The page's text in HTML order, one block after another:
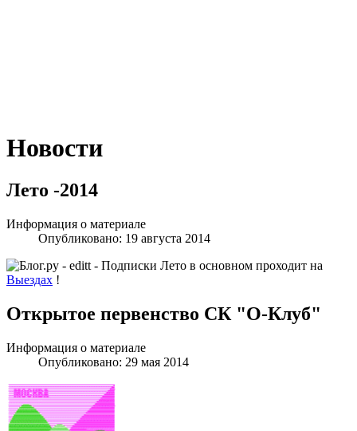
Новости
Лето -2014
Информация о материале
Опубликовано: 19 августа 2014
Лето в основном проходит на
Выездах !
Открытое первенство СК "О-Клуб"
Информация о материале
Опубликовано: 29 мая 2014